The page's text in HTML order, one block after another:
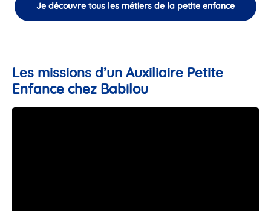
Je découvre tous les métiers de la petite enfance
Les missions d’un Auxiliaire Petite
Enfance chez Babilou